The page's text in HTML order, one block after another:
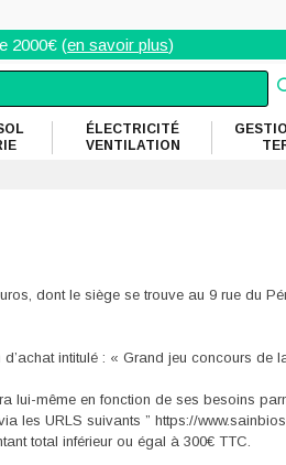
2000€ (en savoir plus)
ÉLECTRICITÉ
VENTILATION
dont le siège se trouve au 9 rue du
intitulé : « Grand jeu concours de
même en fonction de ses besoins
les URLS suivants ” https://
total inférieur ou égal à 300€ TTC.